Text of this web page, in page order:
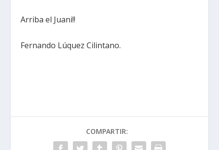
Arriba el Juani!!
Fernando Lúquez Cilintano.
COMPARTIR: